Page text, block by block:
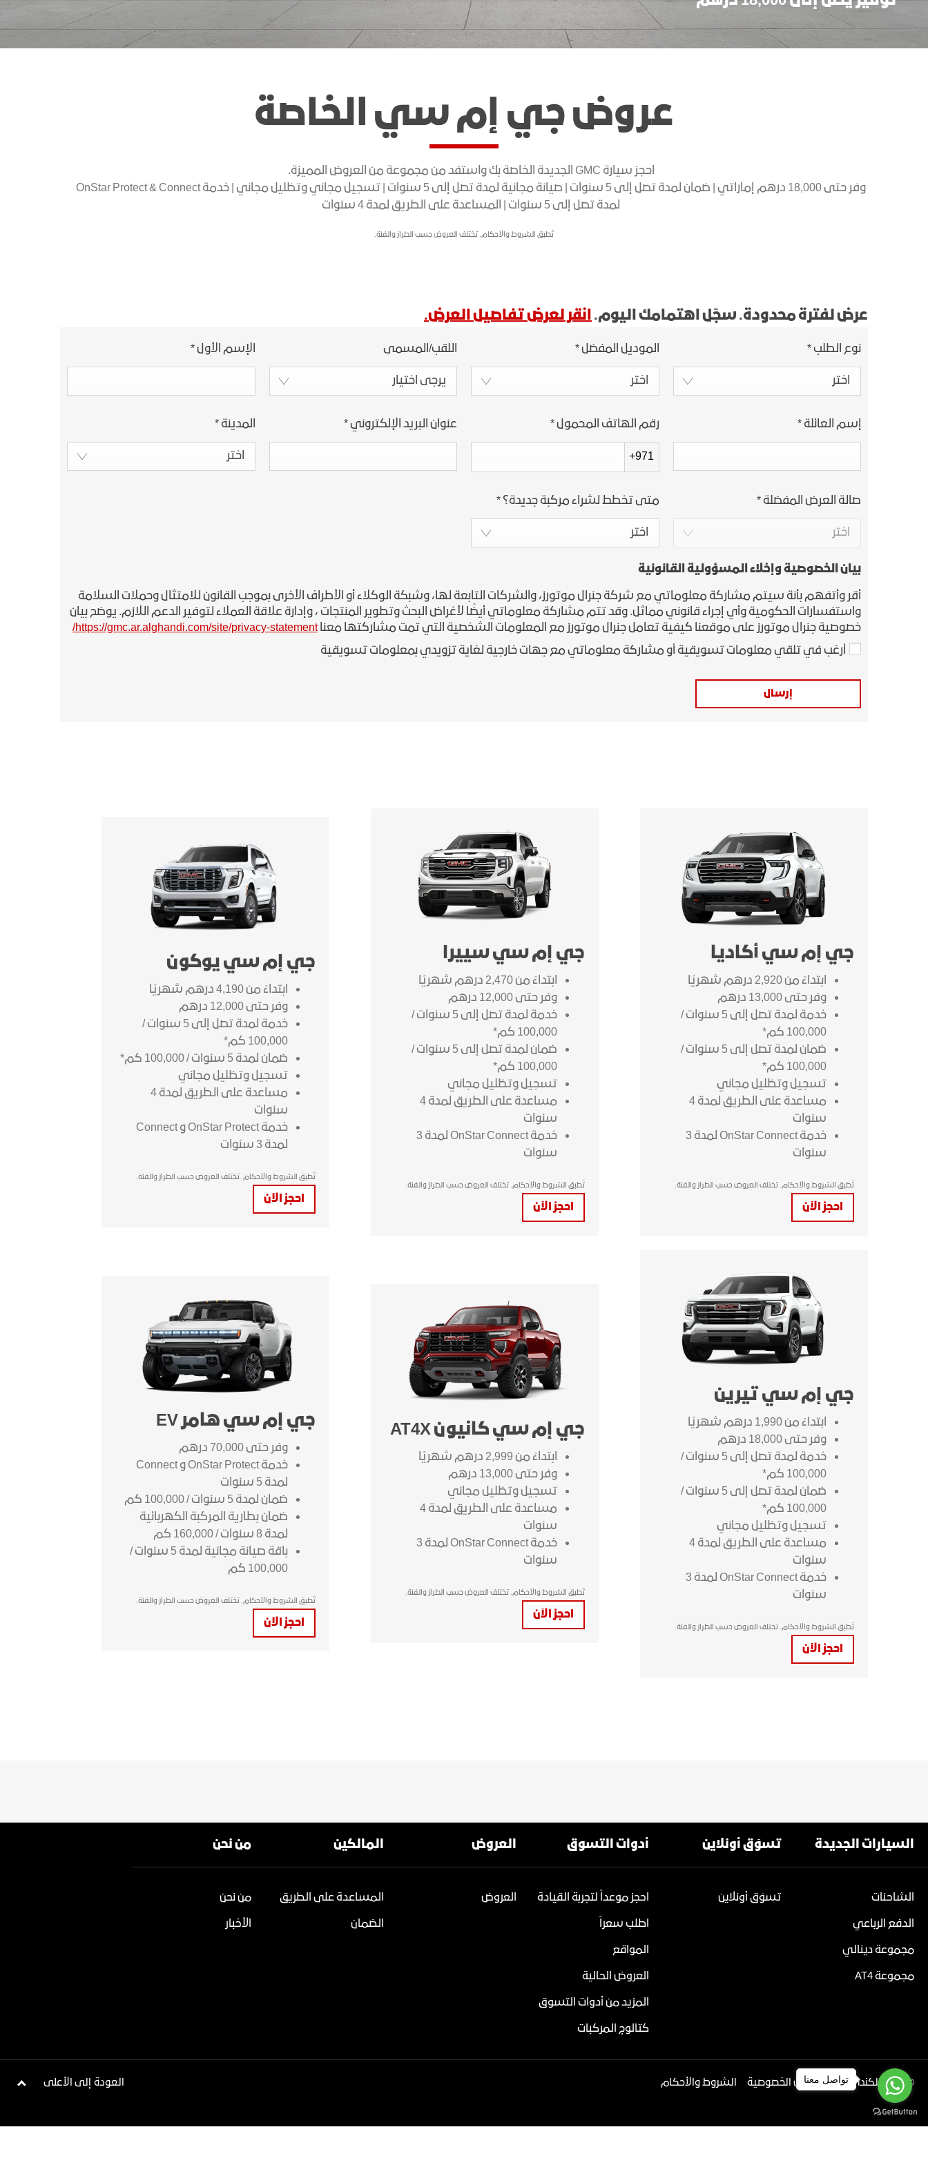
اكتشف أكاديا
اكتشف تيرين اكتشف يوكون
إبتداءً من : *551,000 د.أ
هامر SUV EV
مواقعنا
الاكسسوارات
الخدمات المتصلةعروض جي إم سي الخاصة
احجز سيارة GMC الجديدة الخاصة بك واستفد من مجموعة من العروض المميزة.
وفر حتى 18,000 درهم إماراتي | ضمان لمدة تصل إلى 5 سنوات | صيانة مجانية لمدة تصل إلى 5 سنوات | تسجيل مجاني وتظليل مجاني | خدمة OnStar Protect & Connect
لمدة تصل إلى 5 سنوات | المساعدة على الطريق لمدة 4 سنوات
تُطبق الشروط والأحكام. تختلف العروض حسب الطراز والفئة.
عرض لفترة محدودة. سجّل اهتمامك اليوم.انقر لعرض تفاصيل العرض.
نوع الطلب*
اختر
الموديل المفضل*
اختر
اللقب/المسمى
يرجى اختيار
الإسم الأول*
إسم العائلة* رقم الهاتف المحمول*
+971
عنوان البريد الإلكتروني* المدينة*
اختر
صالة العرض المفضلة*
اختر
متى تخطط لشراء مركبة جديدة؟*
اختر
بيان الخصوصية وإخلاء المسؤولية القانونية
أقر وأتفهم بأنة سيتم مشاركة معلوماتي مع شركة جنرال موتورز، والشركات التابعة لها، وشبكة الوكلاء أو الأطراف الأخرى بموجب القانون للامتثال وحملات السلامة
واستفسارات الحكومية وأي إجراء قانوني مماثل. وقد تتم مشاركة معلوماتي أيضًا لأغراض البحث وتطوير المنتجات ، وإدارة علاقة العملاء لتوفير الدعم اللازم. يوضح بيان
خصوصية جنرال موتورز على موقعنا كيفية تعامل جنرال موتورز مع المعلومات الشخصية التي تمت مشاركتها معناhttps://gmc.ar.alghandi.com/site/privacy-statement/
أرغب في تلقي معلومات تسويقية أو مشاركة معلوماتي مع جهات خارجية لغاية تزويدي بمعلومات تسويقية
إرسال
جي إم سي أكاديا
ابتداءً من 2,920 درهم شهريًا
وفر حتى 13,000 درهم
خدمة لمدة تصل إلى 5 سنوات /
100,000 كم*
ضمان لمدة تصل إلى 5 سنوات /
100,000 كم*
تسجيل وتظليل مجاني
مساعدة على الطريق لمدة 4
سنوات
خدمة OnStar Connect لمدة 3
سنوات
تُطبق الشروط والأحكام. تختلف العروض حسب الطراز والفئة.
احجز الآن
جي إم سي سييرا
ابتداءً من 2,470 درهم شهريًا
وفر حتى 12,000 درهم
خدمة لمدة تصل إلى 5 سنوات /
100,000 كم*
ضمان لمدة تصل إلى 5 سنوات /
100,000 كم*
تسجيل وتظليل مجاني
مساعدة على الطريق لمدة 4
سنوات
خدمة OnStar Connect لمدة 3
سنوات
تُطبق الشروط والأحكام. تختلف العروض حسب الطراز والفئة.
احجز الآن
جي إم سي يوكون
ابتداءً من 4,190 درهم شهريًا
وفر حتى 12,000 درهم
خدمة لمدة تصل إلى 5 سنوات /
100,000 كم*
ضمان لمدة 5 سنوات / 100,000 كم*
تسجيل وتظليل مجاني
مساعدة على الطريق لمدة 4
سنوات
خدمة OnStar Protect و Connect
لمدة 3 سنوات
تُطبق الشروط والأحكام. تختلف العروض حسب الطراز والفئة.
احجز الآن
جي إم سي تيرين
ابتداءً من 1,990 درهم شهريًا
وفر حتى 18,000 درهم
خدمة لمدة تصل إلى 5 سنوات /
100,000 كم*
ضمان لمدة تصل إلى 5 سنوات /
100,000 كم*
تسجيل وتظليل مجاني
مساعدة على الطريق لمدة 4
سنوات
خدمة OnStar Connect لمدة 3
سنوات
تُطبق الشروط والأحكام. تختلف العروض حسب الطراز والفئة.
احجز الآن
جي إم سي كانيون AT4X
ابتداءً من 2,999 درهم شهريًا
وفر حتى 13,000 درهم
تسجيل وتظليل مجاني
مساعدة على الطريق لمدة 4
سنوات
خدمة OnStar Connect لمدة 3
سنوات
تُطبق الشروط والأحكام. تختلف العروض حسب الطراز والفئة.
احجز الآن
جي إم سي هامر EV
وفر حتى 70,000 درهم
خدمة OnStar Protect و Connect
لمدة 5 سنوات
ضمان لمدة 5 سنوات / 100,000 كم
ضمان بطارية المركبة الكهربائية
لمدة 8 سنوات / 160,000 كم
باقة صيانة مجانية لمدة 5 سنوات /
100,000 كم
تُطبق الشروط والأحكام. تختلف العروض حسب الطراز والفئة.
احجز الآن
السيارات الجديدة
الشاحنات
الدفع الرباعي
مجموعة دينالي
مجموعة AT4
تسوَق أونلاين
تسوَق أونلاين
أدوات التسوق
احجز موعداً لتجربة القيادة
اطلب سعراً
المواقع
العروض الحالية
المزيد من أدوات التسوق
كتالوج المركبات
العروض
العروض
المالكين
المساعدة على الطريق
الضمان
من نحن
من نحن
الأخبار
© 2026 الكندي للسيارات بيان الخصوصية الشروط والأحكام العودة إلى الأعلى تواصل معنا